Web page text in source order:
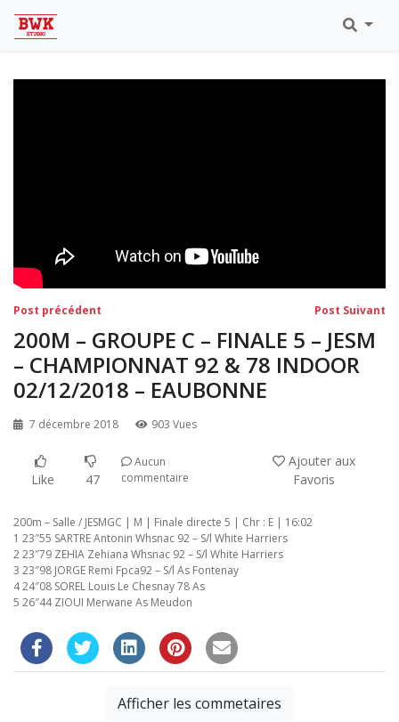
Eaubonne 2019
Navigation
de
l’article
Post précédent Post Suivant
200M – GROUPE C – FINALE 5 – JESM
– CHAMPIONNAT 92 & 78 INDOOR
02/12/2018 – EAUBONNE
7 décembre 2018 903 Vues
Like 47
Aucun
commentaire
Ajouter aux
Favoris
200m – Salle / JESMGC | M | Finale directe 5 | Chr : E | 16:02
1 23″55 SARTRE Antonin Whsnac 92 – S/l White Harriers
2 23″79 ZEHIA Zehiana Whsnac 92 – S/l White Harriers
3 23″98 JORGE Remi Fpca92 – S/l As Fontenay
4 24″08 SOREL Louis Le Chesnay 78 As
5 26″44 ZIOUI Merwane As Meudon
Afficher les commetaires